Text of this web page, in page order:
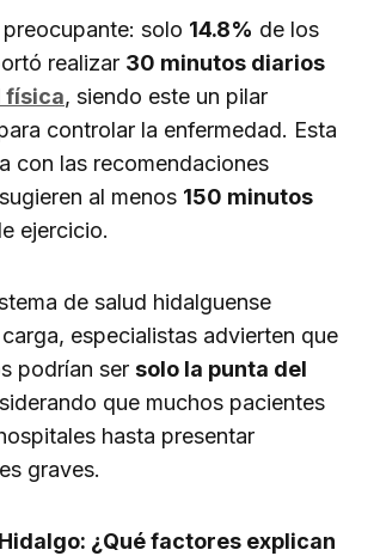
solo 14.8% de los
realizar 30 minutos diarios
física, siendo este un pilar
controlar la enfermedad. Esta
con las recomendaciones
al menos 150 minutos
ejercicio.
de salud hidalguense
especialistas advierten que
podrían ser solo la punta del
que muchos pacientes
hasta presentar
graves.
¿Qué factores explican